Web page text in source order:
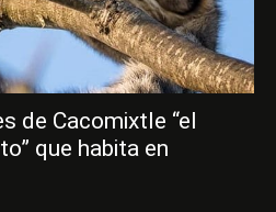
de Cacomixtle “el
que habita en